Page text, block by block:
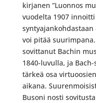
kirjanen ”Luonnos
vuodelta 1907
voi pitää
sovittanut Bachin
1840-luvulla, ja
tärkeä osa
aikana.
Busoni nosti